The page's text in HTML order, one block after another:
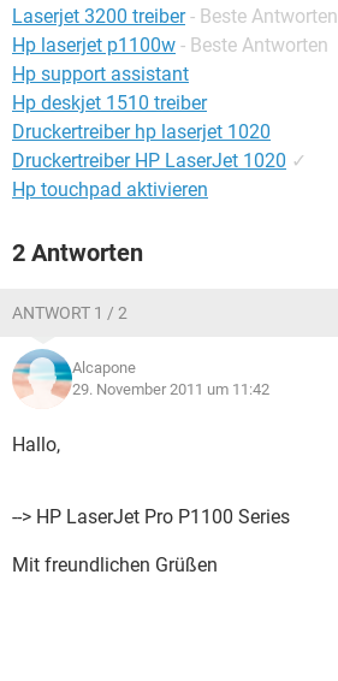
Laserjet 3200 treiber - Beste Antworten
Hp laserjet p1100w - Beste Antworten
Hp support assistant
Hp deskjet 1510 treiber
Druckertreiber hp laserjet 1020
Druckertreiber HP LaserJet 1020 ✓
Hp touchpad aktivieren
2 Antworten
ANTWORT 1 / 2
Alcapone
29. November 2011 um 11:42
Hallo,
--> HP LaserJet Pro P1100 Series
Mit freundlichen Grüßen